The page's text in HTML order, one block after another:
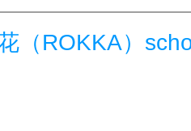
（ROKKA）